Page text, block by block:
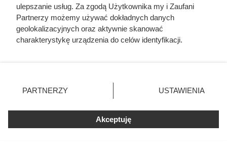
właściwości i proste przepisy, które wzmocnią odporność
ulepszanie usług. Za zgodą Użytkownika my i Zaufani
Partnerzy możemy używać dokładnych danych
geolokalizacyjnych oraz aktywnie skanować
charakterystykę urządzenia do celów identyfikacji.
zmienić/wycofać klikając przycisk ustawień prywatności
znajdujący się w lewym dolnym rogu strony
rodzaje przetwarzania danych nie wymagają zgody
użytkownika, ale masz prawo sprzeciwić się takiemu
przetwarzaniu. Preferencje będą miały zastosowania tylko
PARTNERZY USTAWIENIA
Akceptuję